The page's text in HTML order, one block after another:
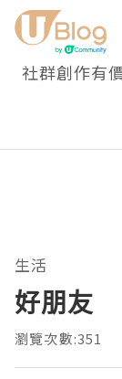
社群創作有
生活
好朋友
瀏覽次數:351